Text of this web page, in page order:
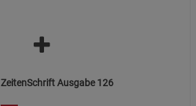
ZeitenSchrift Ausgabe 126